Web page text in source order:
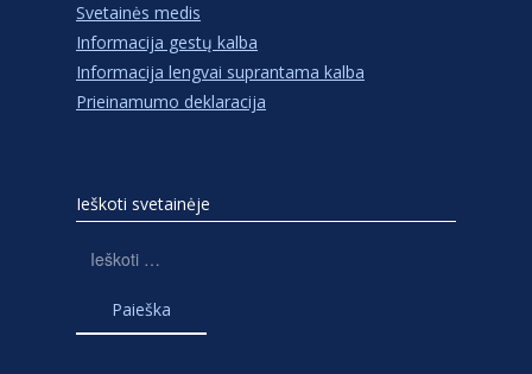
Svetainės medis
Informacija gestų kalba
Informacija lengvai suprantama kalba
Prieinamumo deklaracija
Ieškoti svetainėje